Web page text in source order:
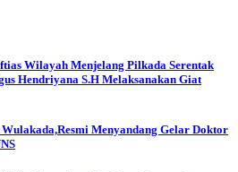
Wilayah Menjelang Pilkada Serentak
Hendriyana S.H Melaksanakan Giat
Menyandang Gelar Doktor